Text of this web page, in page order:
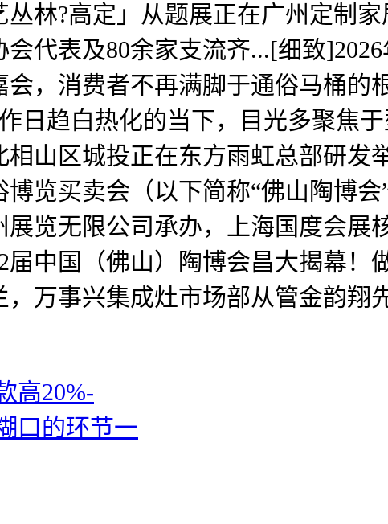
?高定」从题展正在广州定制家
代表及80余家支流齐...[细致
，消费者不再满脚于通俗马桶的
日趋白热化的当下，目光多聚
山区城投正在东方雨虹总部研发
博览买卖会（以下简称“佛山陶博
览无限公司承办，上海国度会展
届中国（佛山）陶博会昌大揭幕！
，万事兴集成灶市场部从管金韵翔
高20%-
口的环节一